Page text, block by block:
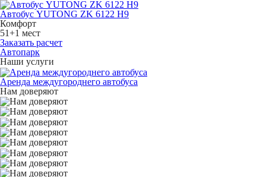
Автобус YUTONG ZK 6122 H9
Комфорт
51+1 мест
Заказать расчет
Автопарк
Наши услуги
Аренда междугороднего автобуса
Нам доверяют